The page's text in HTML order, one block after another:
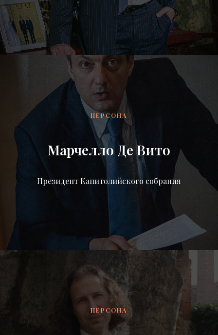
ПЕРСОНА
Марчелло Де Вито
Президент Капитолийского собрания
ПЕРСОНА